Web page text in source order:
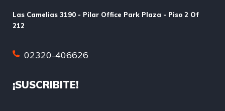
Las Camelias 3190 - Pilar Office Park Plaza - Piso 2 Of
212
02320-406626
¡SUSCRIBITE!